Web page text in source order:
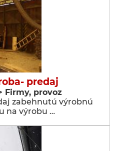
predaj
Firmy, provoz
zabehnutú výrobnú
na výrobu …